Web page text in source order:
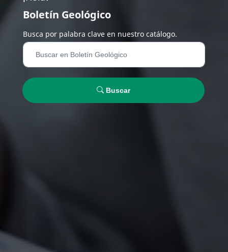
Boletín Geológico
Busca por palabra clave en nuestro catálogo.
Buscar